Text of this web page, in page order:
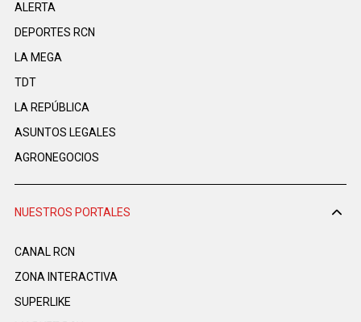
ALERTA
DEPORTES RCN
LA MEGA
TDT
LA REPÚBLICA
ASUNTOS LEGALES
AGRONEGOCIOS
NUESTROS PORTALES
CANAL RCN
ZONA INTERACTIVA
SUPERLIKE